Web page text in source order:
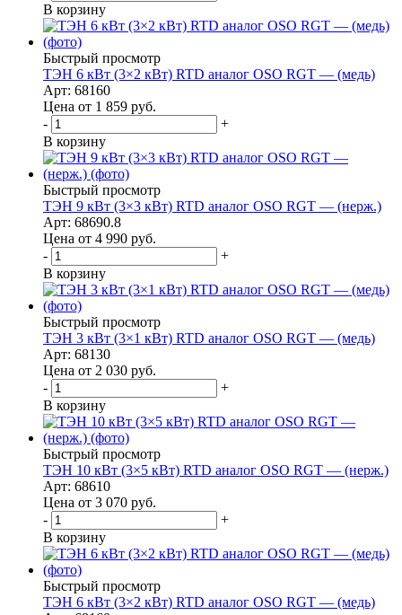
В корзину
Быстрый просмотр
ТЭН 6 кВт (3×2 кВт) RTD аналог OSO RGT — (медь)
Арт: 68160
Цена от 1 859 руб.
-
+
В корзину
Быстрый просмотр
ТЭН 9 кВт (3×3 кВт) RTD аналог OSO RGT — (нерж.)
Арт: 68690.8
Цена от 4 990 руб.
-
+
В корзину
Быстрый просмотр
ТЭН 3 кВт (3×1 кВт) RTD аналог OSO RGT — (медь)
Арт: 68130
Цена от 2 030 руб.
-
+
В корзину
Быстрый просмотр
ТЭН 10 кВт (3×5 кВт) RTD аналог OSO RGT — (нерж.)
Арт: 68610
Цена от 3 070 руб.
-
+
В корзину
Быстрый просмотр
ТЭН 6 кВт (3×2 кВт) RTD аналог OSO RGT — (медь)